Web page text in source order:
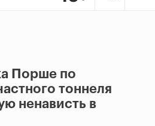
Порше по
тоннеля
ненависть в